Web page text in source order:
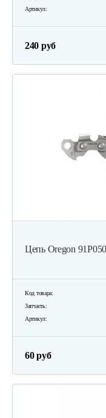
Артикул:
240 руб
Цепь Oregon
Код товара:
Запчасть:
Артикул:
60 руб